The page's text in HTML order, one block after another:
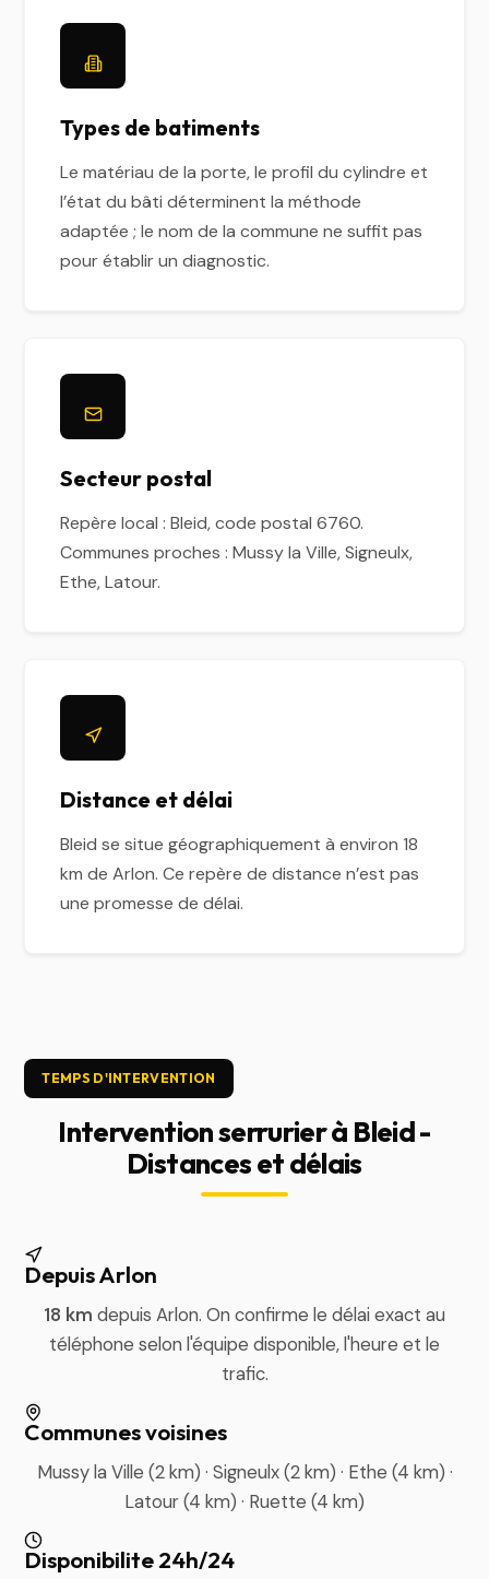
Types de batiments
Le matériau de la porte, le profil du cylindre et
l’état du bâti déterminent la méthode
adaptée ; le nom de la commune ne suffit pas
pour établir un diagnostic.
Secteur postal
Repère local : Bleid, code postal 6760.
Communes proches : Mussy la Ville, Signeulx,
Ethe, Latour.
Distance et délai
Bleid se situe géographiquement à environ 18
km de Arlon. Ce repère de distance n’est pas
une promesse de délai.
TEMPS D'INTERVENTION
Intervention serrurier à Bleid -
Distances et délais
Depuis Arlon
18 km depuis Arlon. On confirme le délai exact au
téléphone selon l'équipe disponible, l'heure et le
trafic.
Communes voisines
Mussy la Ville (2 km) · Signeulx (2 km) · Ethe (4 km) ·
Latour (4 km) · Ruette (4 km)
Disponibilite 24h/24